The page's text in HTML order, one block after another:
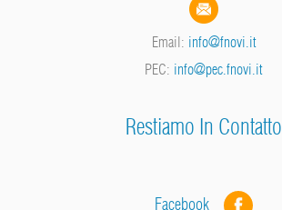
Email: info@fnovi.it
PEC: info@pec.fnovi.it
Restiamo In Contatto
Facebook